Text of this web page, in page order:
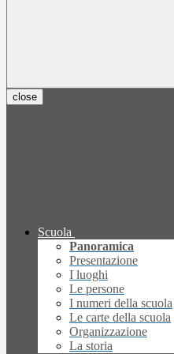
close
Scuola
Panoramica
Presentazione
I luoghi
Le persone
I numeri della scuola
Le carte della scuola
Organizzazione
La storia